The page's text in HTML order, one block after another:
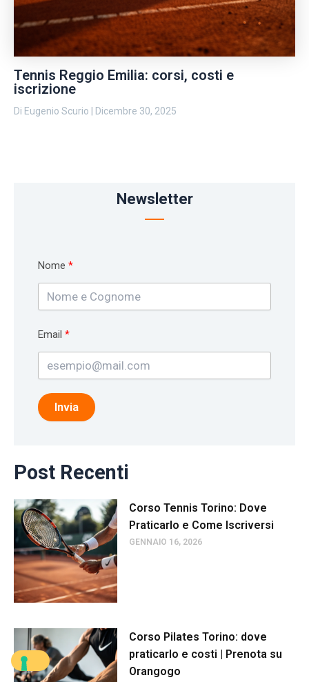
Tennis Reggio Emilia: corsi, costi e
iscrizione
Di Eugenio Scurio Dicembre 30, 2025
Newsletter
Nome
Email
Invia
Post Recenti
Corso Tennis Torino: Dove
Praticarlo e Come Iscriversi
GENNAIO 16, 2026
Corso Pilates Torino: dove
praticarlo e costi | Prenota su
Orangogo